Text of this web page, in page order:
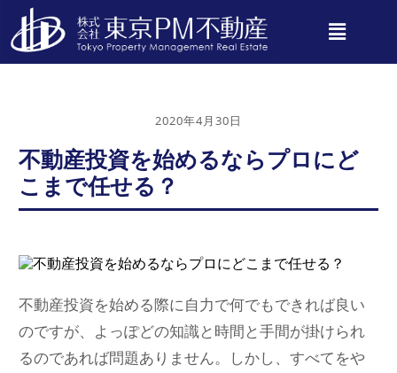
2020年4月30日
不動産投資を始めるならプロにど
こまで任せる？
不動産投資を始める際に自力で何でもできれば良い
のですが、よっぽどの知識と時間と手間が掛けられ
るのであれば問題ありません。しかし、すべてをや